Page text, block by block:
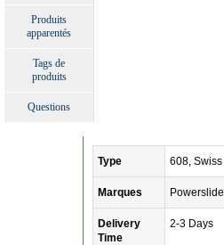
Produits
apparentés
Tags de
produits
Questions
Type 608, Swiss
Marques Powerslide
Delivery
Time
2-3 Days